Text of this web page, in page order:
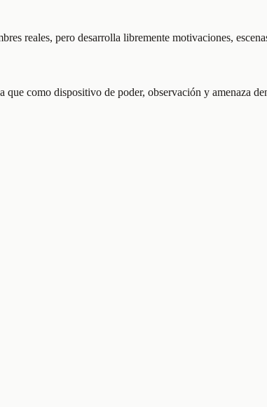
reales, pero desarrolla libremente motivaciones,
como dispositivo de poder, observación y amenaza